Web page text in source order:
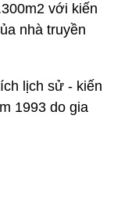
với kiến
nhà truyền
lịch sử - kiến
1993 do gia